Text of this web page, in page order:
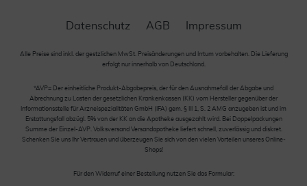
Datenschutz AGB Impressum
Alle Preise sind inkl. der gestzlichen MwSt. Preisänderungen und Irrtum vorbehalten. Die Lieferung
erfolgt nur innerhalb von Deutschland.
*AVP= Der einheitliche Produkt-Abgabepreis, der für den Ausnahmefall der Abgabe und
Abrechnung zu Lasten der gesetzlichen Krankenkassen (KK) vom Hersteller gegenüber der
Informationsstelle für Arzneispezialitäten GmbH (IFA) gem. § III 1, S. 2 AMG anzugeben ist und im
Erstattungsfall abzügl. 5% von der KK an die Apotheke ausgezahlt wird. Bei Doppelpackungen
Summe der Einzel-AVP. Volksversand Versandapotheke liefert schnell, zuverlässig und diskret.
Schenken Sie uns Ihr Vertrauen und überzeugen Sie sich von den vielen Vorteilen unseres Online-
Shops!
Für den Widerruf einer Bestellung nutzen Sie das Formular: